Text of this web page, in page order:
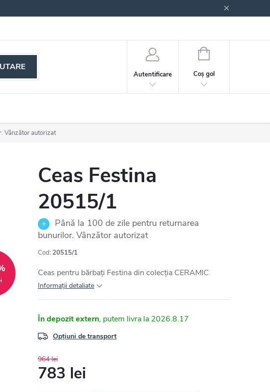
Autentificare
COŞ
CUMPĂRĂTURI
Coş gol
Vânzător autorizat
Ceas Festina
20515/1
Până la 100 de zile pentru returnarea
bunurilor. Vânzător autorizat
Cod: 20515/1
Ceas pentru bărbați Festina din colecția CERAMIC
Informaţii detaliate
În depozit extern 2026.8.17
Opțiuni de transport
964 lei
783 lei